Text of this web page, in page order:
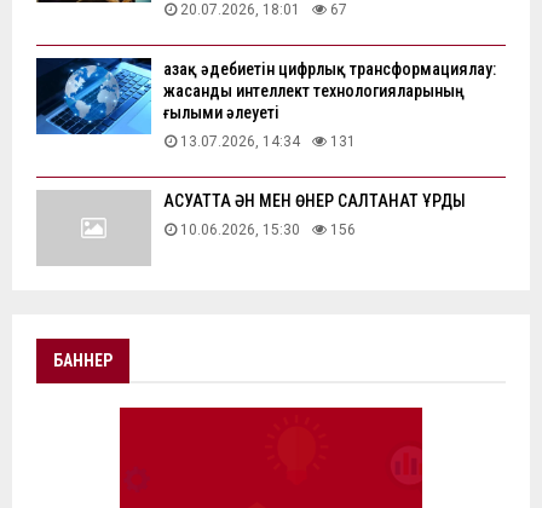
20.07.2026, 18:01 67
Қазақ әдебиетін цифрлық трансформациялау:
жасанды интеллект технологияларының
ғылыми әлеуеті
13.07.2026, 14:34 131
АҚСУАТТА ӘН МЕН ӨНЕР САЛТАНАТ ҚҰРДЫ
10.06.2026, 15:30 156
БАННЕР